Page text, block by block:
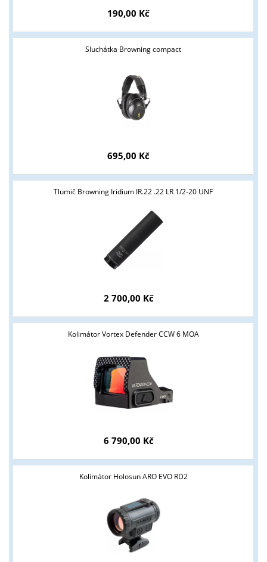
190,00 Kč
Sluchátka Browning compact
695,00 Kč
Tlumič Browning Iridium IR.22 .22 LR 1/2-20 UNF
2 700,00 Kč
Kolimátor Vortex Defender CCW 6 MOA
6 790,00 Kč
Kolimátor Holosun ARO EVO RD2
Tyto stránky jsou určeny pouze odborné veřejnosti od 18 let a
podnikatelům v oblasti zbraně a střelivo. Splňujete tyto
podmínky?
ANO